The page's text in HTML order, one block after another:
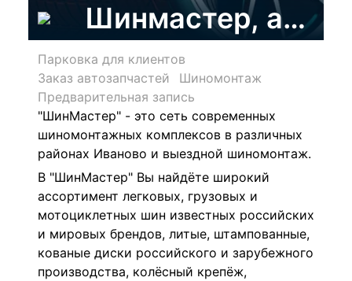
Шинмастер,
Парковка для клиентов
Заказ автозапчастей
Шиномонтаж
Предварительная запись
"ШинМастер" - это сеть современных
шиномонтажных комплексов в различных
районах Иваново и выездной шиномонтаж.
В "ШинМастер" Вы найдёте широкий
ассортимент легковых, грузовых и
мотоциклетных шин известных российских
и мировых брендов, литые, штампованные,
кованые диски российского и зарубежного
производства, колёсный крепёж,